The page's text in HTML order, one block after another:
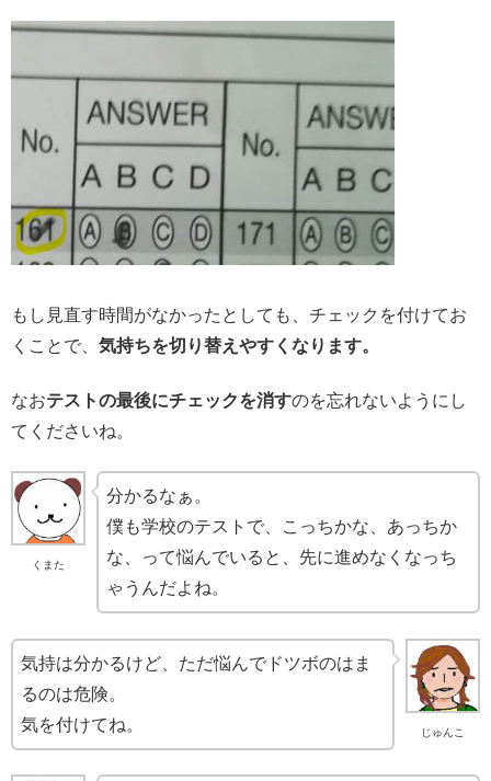
もし見直す時間がなかったとしても、チェックを付けてお
くことで、 気持ちを切り替えやすくなります。
なおテストの最後にチェックを消すのを忘れないようにし
てくださいね。
くまた
分かるなぁ。
僕も学校のテストで、こっちかな、あっちか
な、って悩んでいると、先に進めなくなっち
ゃうんだよね。
じゅんこ
気持は分かるけど、ただ悩んでドツボのはま
るのは危険。
気を付けてね。